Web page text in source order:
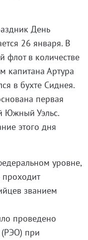
День
26 января. В
флот в количестве
капитана Артура
в бухте Сиднея.
первая
Южный Уэльс.
этого дня
уровне,
проходит
званием
проведено
(РЭО) при